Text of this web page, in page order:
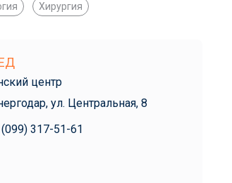
Хирургия
центр
ул. Центральная, 8
317-51-61